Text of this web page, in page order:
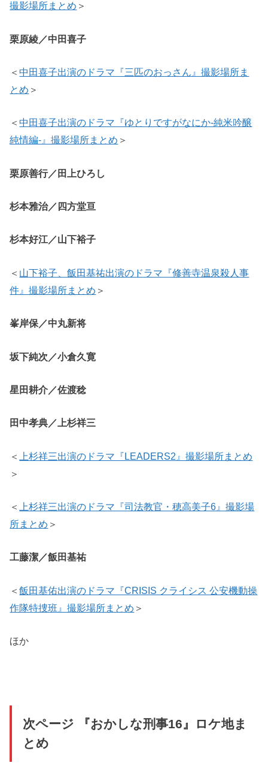
撮影場所まとめ ＞
栗原綾／中田喜子
＜中田喜子出演のドラマ『三匹のおっさん』撮影場所ま
とめ ＞
＜中田喜子出演のドラマ『ゆとりですがなにか-純米吟醸
純情編-』撮影場所まとめ ＞
栗原善行／田上ひろし
杉本雅治／四方堂亘
杉本好江／山下裕子
＜ 山下裕子、飯田基祐出演のドラマ『修善寺温泉殺人事
件』撮影場所まとめ ＞
峯岸保／中丸新将
坂下純次／小倉久寛
星田耕介／佐渡稔
田中孝典／上杉祥三
＜ 上杉祥三出演のドラマ『LEADERS2』撮影場所まとめ
＞
＜
上杉祥三出演のドラマ『司法教官・穂高美子6』撮影場
所まとめ ＞
工藤潔／飯田基祐
＜飯田基佑出演のドラマ『CRISIS クライシス 公安機動操
作隊特捜班』撮影場所まとめ ＞
ほか
次ページ 『おかしな刑事16』ロケ地ま
とめ